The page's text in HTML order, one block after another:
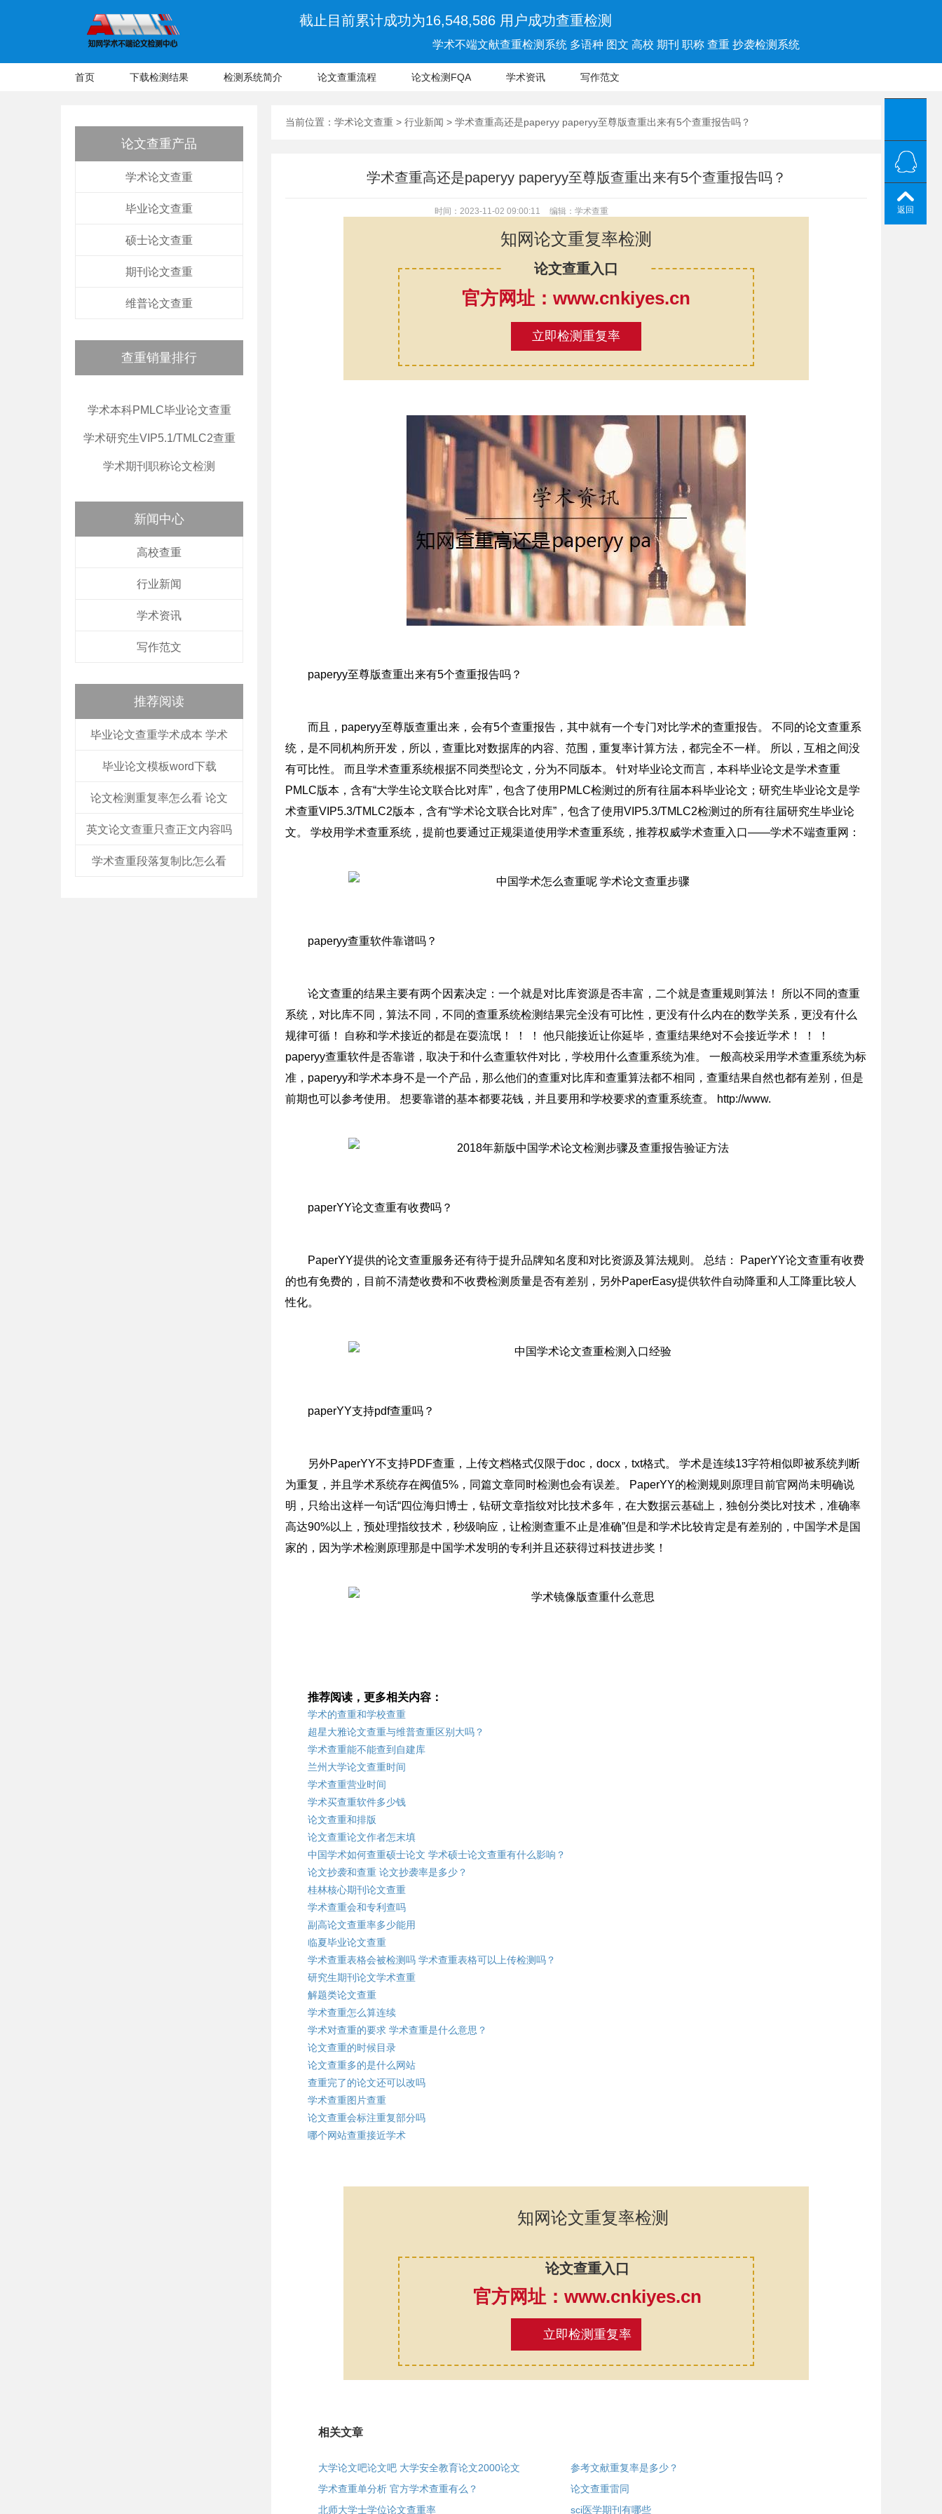
截止目前累计成功为16,548,586 用户成功查重检测
学术不端文献查重检测系统 多语种 图文 高校 期刊 职称 查重 抄袭检测系统
首页 下载检测结果 检测系统简介 论文查重流程 论文检测FQA 学术资讯 写作范文
论文查重产品
学术论文查重
毕业论文查重
硕士论文查重
期刊论文查重
维普论文查重
查重销量排行
学术本科PMLC毕业论文查重
学术研究生VIP5.1/TMLC2查重
学术期刊职称论文检测
新闻中心
高校查重
行业新闻
学术资讯
写作范文
推荐阅读
毕业论文查重学术成本 学术
毕业论文模板word下载
论文检测重复率怎么看 论文
英文论文查重只查正文内容吗
学术查重段落复制比怎么看
当前位置： 学术论文查重 > 行业新闻 > 学术查重高还是paperyy paperyy至尊版查重出来有5个查重报告吗？
学术查重高还是paperyy paperyy至尊版查重出来有5个查重报告吗？
时间：2023-11-02 09:00:11 编辑：学术查重
知网论文重复率检测
论文查重入口
官方网址：www.cnkiyes.cn
立即检测重复率
paperyy至尊版查重出来有5个查重报告吗？
而且，paperyy至尊版查重出来，会有5个查重报告，其中就有一个专门对比学术的查重报告。 不同的论文查重系
统，是不同机构所开发，所以，查重比对数据库的内容、范围，重复率计算方法，都完全不一样。 所以，互相之间没
有可比性。 而且学术查重系统根据不同类型论文，分为不同版本。 针对毕业论文而言，本科毕业论文是学术查重
PMLC版本，含有“大学生论文联合比对库”，包含了使用PMLC检测过的所有往届本科毕业论文；研究生毕业论文是学
术查重VIP5.3/TMLC2版本，含有“学术论文联合比对库”，包含了使用VIP5.3/TMLC2检测过的所有往届研究生毕业论
文。 学校用学术查重系统，提前也要通过正规渠道使用学术查重系统，推荐权威学术查重入口——学术不端查重网：
paperyy查重软件靠谱吗？
论文查重的结果主要有两个因素决定：一个就是对比库资源是否丰富，二个就是查重规则算法！ 所以不同的查重
系统，对比库不同，算法不同，不同的查重系统检测结果完全没有可比性，更没有什么内在的数学关系，更没有什么
规律可循！ 自称和学术接近的都是在耍流氓！ ！ ！ 他只能接近让你延毕，查重结果绝对不会接近学术！ ！ ！
paperyy查重软件是否靠谱，取决于和什么查重软件对比，学校用什么查重系统为准。 一般高校采用学术查重系统为标
准，paperyy和学术本身不是一个产品，那么他们的查重对比库和查重算法都不相同，查重结果自然也都有差别，但是
前期也可以参考使用。 想要靠谱的基本都要花钱，并且要用和学校要求的查重系统查。 http://www.
paperYY论文查重有收费吗？
PaperYY提供的论文查重服务还有待于提升品牌知名度和对比资源及算法规则。 总结： PaperYY论文查重有收费
的也有免费的，目前不清楚收费和不收费检测质量是否有差别，另外PaperEasy提供软件自动降重和人工降重比较人
性化。
paperYY支持pdf查重吗？
另外PaperYY不支持PDF查重，上传文档格式仅限于doc，docx，txt格式。 学术是连续13字符相似即被系统判断
为重复，并且学术系统存在阀值5%，同篇文章同时检测也会有误差。 PaperYY的检测规则原理目前官网尚未明确说
明，只给出这样一句话“四位海归博士，钻研文章指纹对比技术多年，在大数据云基础上，独创分类比对技术，准确率
高达90%以上，预处理指纹技术，秒级响应，让检测查重不止是准确”但是和学术比较肯定是有差别的，中国学术是国
家的，因为学术检测原理那是中国学术发明的专利并且还获得过科技进步奖！
推荐阅读，更多相关内容：
学术的查重和学校查重
超星大雅论文查重与维普查重区别大吗？
学术查重能不能查到自建库
兰州大学论文查重时间
学术查重营业时间
学术买查重软件多少钱
论文查重和排版
论文查重论文作者怎末填
中国学术如何查重硕士论文 学术硕士论文查重有什么影响？
论文抄袭和查重 论文抄袭率是多少？
桂林核心期刊论文查重
学术查重会和专利查吗
副高论文查重率多少能用
临夏毕业论文查重
学术查重表格会被检测吗 学术查重表格可以上传检测吗？
研究生期刊论文学术查重
解题类论文查重
学术查重怎么算连续
学术对查重的要求 学术查重是什么意思？
论文查重的时候目录
论文查重多的是什么网站
查重完了的论文还可以改吗
学术查重图片查重
论文查重会标注重复部分吗
哪个网站查重接近学术
知网论文重复率检测
论文查重入口
官方网址：www.cnkiyes.cn
立即检测重复率
相关文章
大学论文吧论文吧 大学安全教育论文2000论文
学术查重单分析 官方学术查重有么？
北师大学士学位论文查重率
参考文献重复率是多少？
论文查重雷同
sci医学期刊有哪些
返回